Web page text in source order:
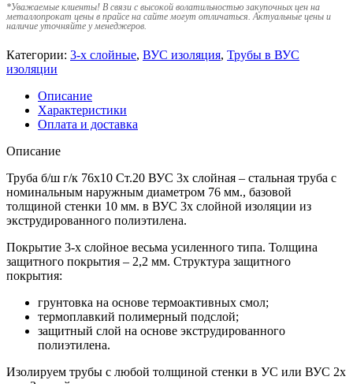
*Уважаемые клиенты! В связи с высокой волатильностью закупочных цен на
металлопрокат цены в прайсе на сайте могут отличаться. Актуальные цены и
наличие уточняйте у менеджеров.
Категории: 3-х слойные, ВУС изоляция, Трубы в ВУС
изоляции
Описание
Характеристики
Оплата и доставка
Описание
Труба б/ш г/к 76х10 Ст.20 ВУС 3х слойная – стальная труба с
номинальным наружным диаметром 76 мм., базовой
толщиной стенки 10 мм. в ВУС 3х слойной изоляции из
экструдированного полиэтилена.
Покрытие 3-х слойное весьма усиленного типа. Толщина
защитного покрытия – 2,2 мм. Структура защитного
покрытия:
грунтовка на основе термоактивных смол;
термоплавкий полимерный подслой;
защитный слой на основе экструдированного
полиэтилена.
Изолируем трубы с любой толщиной стенки в УС или ВУС 2х